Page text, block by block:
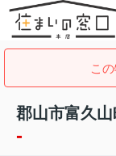
こ
郡山市富久山
-